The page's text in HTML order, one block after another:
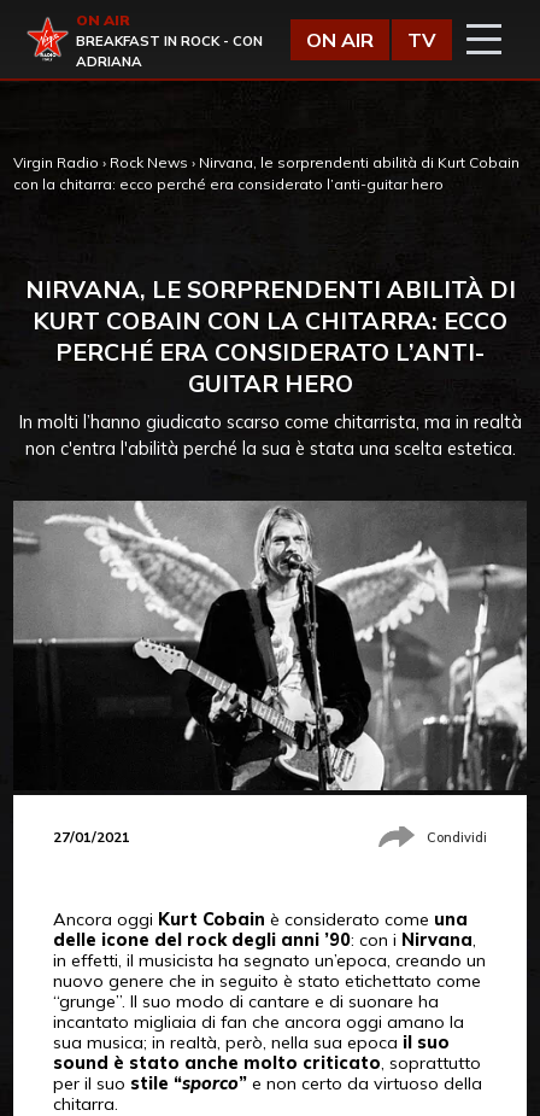
Virgin Radio
ON AIR
BREAKFAST IN ROCK - CON
ADRIANA
ON AIR TV
Virgin Radio › Rock News › Nirvana, le sorprendenti abilità di Kurt Cobain
con la chitarra: ecco perché era considerato l’anti-guitar hero
NIRVANA, LE SORPRENDENTI ABILITÀ DI
KURT COBAIN CON LA CHITARRA: ECCO
PERCHÉ ERA CONSIDERATO L’ANTI-
GUITAR HERO
In molti l’hanno giudicato scarso come chitarrista, ma in realtà
non c'entra l'abilità perché la sua è stata una scelta estetica.
27/01/2021 Condividi
Ancora oggi Kurt Cobain è considerato come una
delle icone del rock degli anni ’90: con i Nirvana,
in effetti, il musicista ha segnato un’epoca, creando un
nuovo genere che in seguito è stato etichettato come
“grunge”. Il suo modo di cantare e di suonare ha
incantato migliaia di fan che ancora oggi amano la
sua musica; in realtà, però, nella sua epoca il suo
sound è stato anche molto criticato, soprattutto
per il suo stile “sporco”e non certo da virtuoso della
chitarra.